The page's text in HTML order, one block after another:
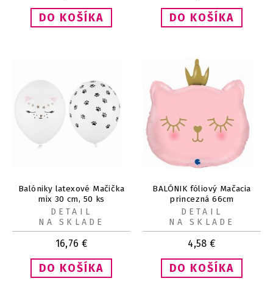
Balóniky latexové Mačička
mix 30 cm, 50 ks
16,76 €
DETAIL
NA SKLADE
BALÓNIK fóliový Mačacia
princezná 66cm
4,58 €
DETAIL
NA SKLADE